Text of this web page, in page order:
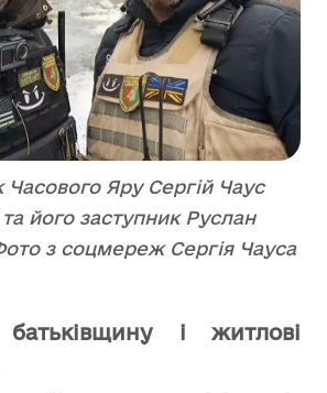
Часового Яру Сергій Чаус
його заступник Руслан
з соцмереж Сергія Чауса
і житлові